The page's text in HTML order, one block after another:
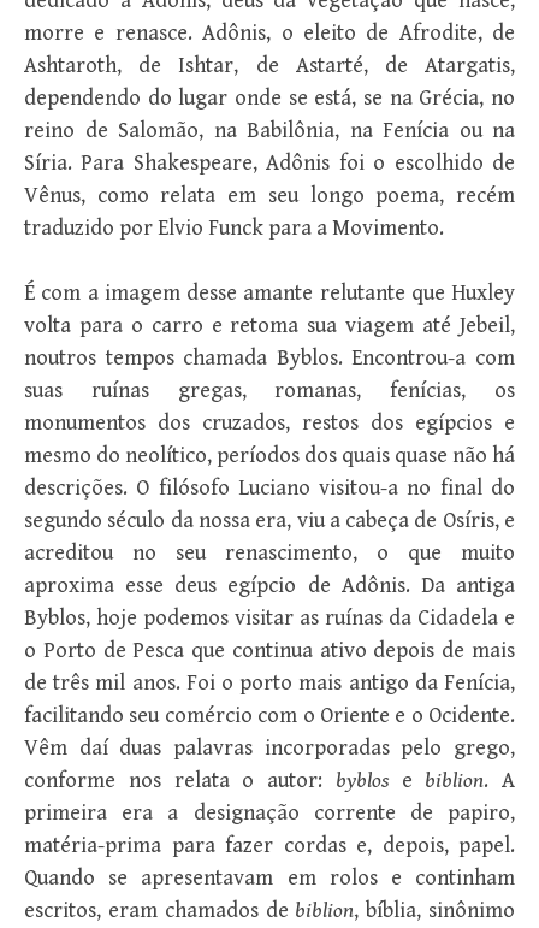
morre e renasce. Adônis, o eleito de Afrodite, de
Ashtaroth, de Ishtar, de Astarté, de Atargatis,
dependendo do lugar onde se está, se na Grécia, no
reino de Salomão, na Babilônia, na Fenícia ou na
Síria. Para Shakespeare, Adônis foi o escolhido de
Vênus, como relata em seu longo poema, recém
traduzido por Elvio Funck para a Movimento.
É com a imagem desse amante relutante que Huxley
volta para o carro e retoma sua viagem até Jebeil,
noutros tempos chamada Byblos. Encontrou-a com
suas ruínas gregas, romanas, fenícias, os
monumentos dos cruzados, restos dos egípcios e
mesmo do neolítico, períodos dos quais quase não há
descrições. O filósofo Luciano visitou-a no final do
segundo século da nossa era, viu a cabeça de Osíris, e
acreditou no seu renascimento, o que muito
aproxima esse deus egípcio de Adônis. Da antiga
Byblos, hoje podemos visitar as ruínas da Cidadela e
o Porto de Pesca que continua ativo depois de mais
de três mil anos. Foi o porto mais antigo da Fenícia,
facilitando seu comércio com o Oriente e o Ocidente.
Vêm daí duas palavras incorporadas pelo grego,
conforme nos relata o autor: byblose biblion. A
primeira era a designação corrente de papiro,
matéria-prima para fazer cordas e, depois, papel.
Quando se apresentavam em rolos e continham
escritos, eram chamados de biblion, bíblia, sinônimo